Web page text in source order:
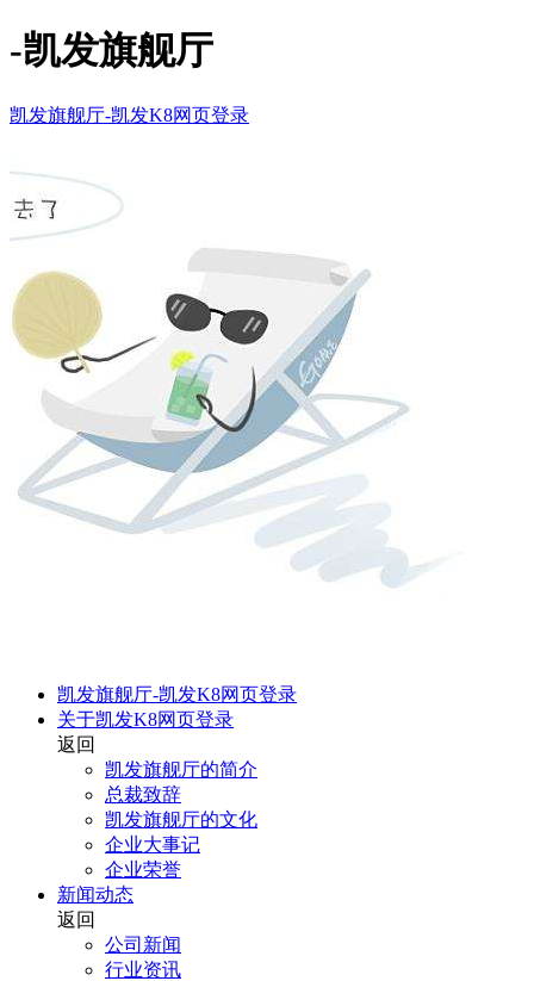
-凯发旗舰厅
凯发旗舰厅-凯发K8网页登录
凯发旗舰厅-凯发K8网页登录
关于凯发K8网页登录
返回
凯发旗舰厅的简介
总裁致辞
凯发旗舰厅的文化
企业大事记
企业荣誉
新闻动态
返回
公司新闻
行业资讯